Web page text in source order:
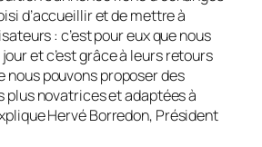
d’accueillir et de mettre à
: c’est pour eux que nous
et c’est grâce à leurs retours
nous pouvons proposer des
plus novatrices et adaptées à
Hervé Borredon, Président